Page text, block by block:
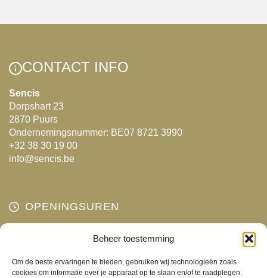
Beheer toestemming
Om de beste ervaringen te bieden, gebruiken wij technologieën zoals
cookies om informatie over je apparaat op te slaan en/of te raadplegen.
CONTACT INFO
Sencis
Dorpshart 23
2870 Puurs
Ondernemingsnummer: BE07 8721 3990
+32 38 30 19 00
info@sencis.be
OPENINGSUREN
Gesloten
Woensdag
10:00 - 18:00